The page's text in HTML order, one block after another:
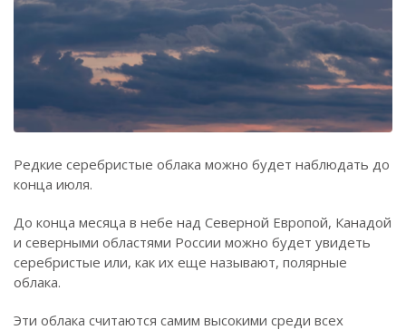
Редкие серебристые облака можно будет наблюдать до
конца июля.
До конца месяца в небе над Северной Европой, Канадой
и северными областями России можно будет увидеть
серебристые или, как их еще называют, полярные
облака.
Эти облака считаются самим высокими среди всех